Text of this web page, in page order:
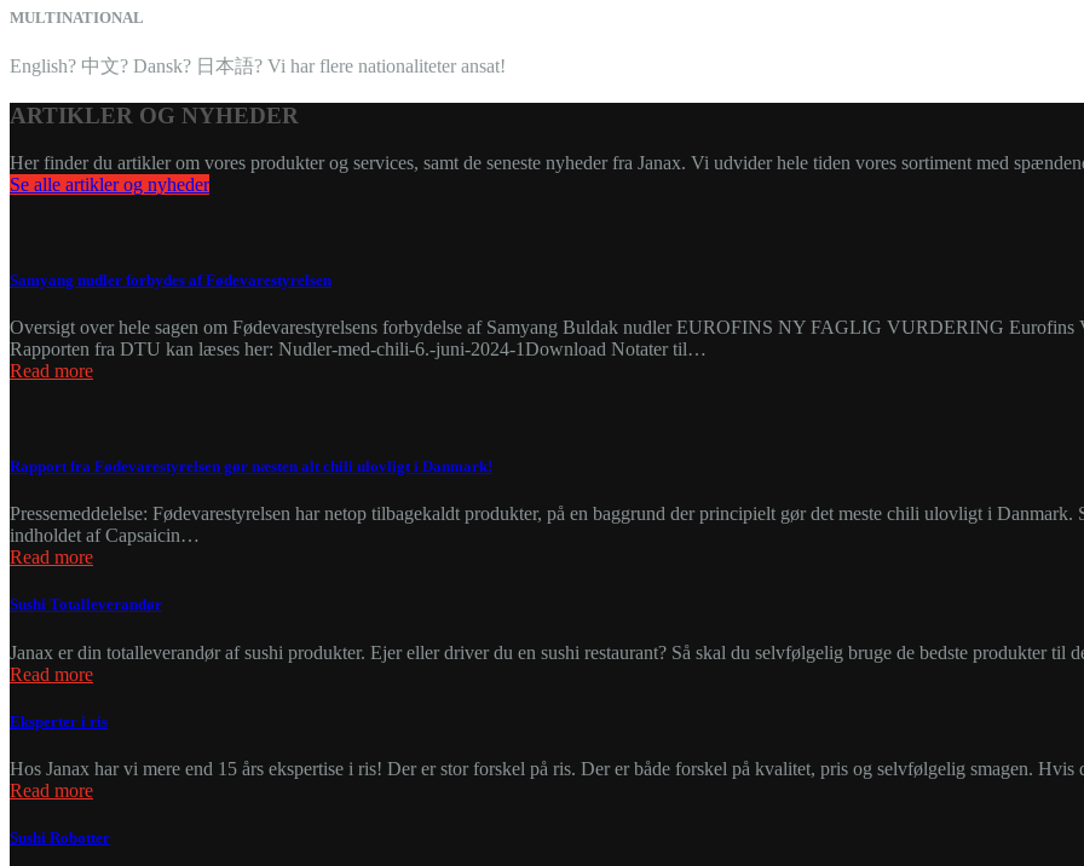
MULTINATIONAL
English? 中文? Dansk? 日本語? Vi har flere nationaliteter ansat!
ARTIKLER OG NYHEDER
Her finder du artikler om vores produkter og services, samt de seneste nyheder fra Janax. Vi udvider hele tiden vores sortiment med
Se alle artikler og nyheder
Samyang nudler forbydes af Fødevarestyrelsen
Oversigt over hele sagen om Fødevarestyrelsens forbydelse af Samyang Buldak nudler EUROFINS NY FAGLIG VURDERING
Rapporten fra DTU kan læses her: Nudler-med-chili-6.-juni-2024-1Download Notater til…
Read more
Rapport fra Fødevarestyrelsen gør næsten alt chili ulovligt i Danmark!
Pressemeddelelse: Fødevarestyrelsen har netop tilbagekaldt produkter, på en baggrund der principielt gør det meste chili ulovligt i
indholdet af Capsaicin…
Read more
Sushi Totalleverandør
Janax er din totalleverandør af sushi produkter. Ejer eller driver du en sushi restaurant? Så skal du selvfølgelig bruge de bedste produkter til
Read more
Eksperter i ris
Hos Janax har vi mere end 15 års ekspertise i ris! Der er stor forskel på ris. Der er både forskel på kvalitet, pris og selvfølgelig smagen.
Read more
Sushi Robotter